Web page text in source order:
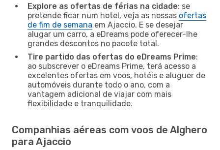
Explore as ofertas de férias na cidade: se
pretende ficar num hotel, veja as nossas ofertas
de fim de semana em Ajaccio. E se desejar
alugar um carro, a eDreams pode oferecer-lhe
grandes descontos no pacote total.
Tire partido das ofertas do eDreams Prime:
ao subscrever o eDreams Prime, terá acesso a
excelentes ofertas em voos, hotéis e aluguer de
automóveis durante todo o ano, com a
vantagem adicional de viajar com mais
flexibilidade e tranquilidade.
Companhias aéreas com voos de Alghero
para Ajaccio